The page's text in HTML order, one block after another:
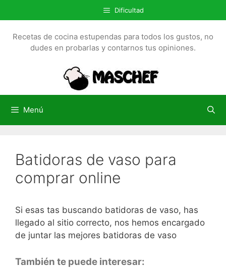
a
l
Dificultad
Recetas de cocina estupendas para todos los gustos, no
dudes en probarlas y contarnos tus opiniones.
Menú
Batidoras de vaso para
comprar online
Si esas tas buscando batidoras de vaso, has
llegado al sitio correcto, nos hemos encargado
de juntar las mejores batidoras de vaso
También te puede interesar: